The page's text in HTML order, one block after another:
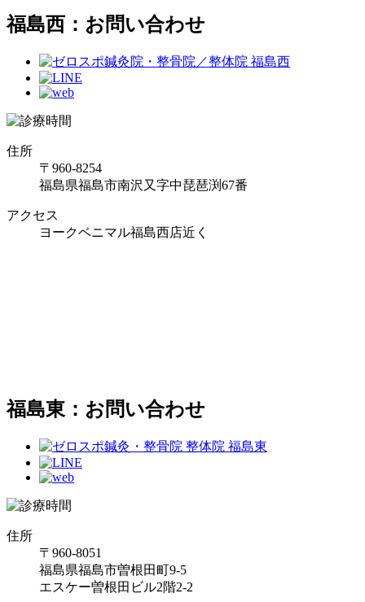
福島西：お問い合わせ
住所
〒960-8254
福島県福島市南沢又字中琵琶渕67番
アクセス
ヨークベニマル福島西店近く
福島東：お問い合わせ
住所
〒960-8051
福島県福島市曽根田町9-5
エスケー曽根田ビル2階2-2